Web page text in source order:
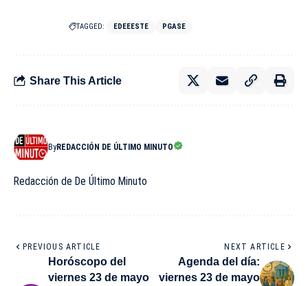
TAGGED: EDEEESTE PGASE
Share This Article
ByREDACCIÓN DE ÚLTIMO MINUTO
Redacción de De Último Minuto
PREVIOUS ARTICLE
Horóscopo del
viernes 23 de mayo
NEXT ARTICLE
Agenda del día:
viernes 23 de mayo